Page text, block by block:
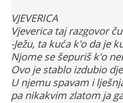
VJEVERICA
Vjeverica taj razgovor
-Ježu, ta kuća k'o da je
Njome se šepuriš k'o
Ovo je stablo izdubio
U njemu spavam i
pa nikakvim zlatom ja